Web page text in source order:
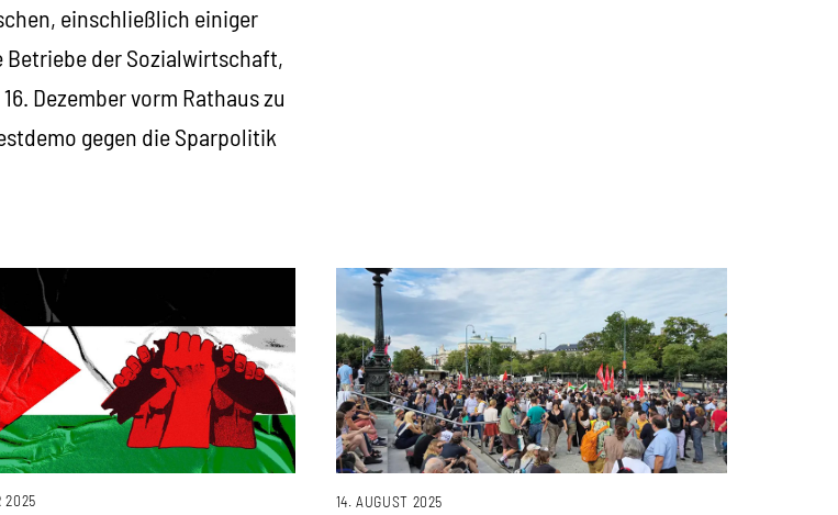
einschließlich einiger
Betriebe der Sozialwirtschaft,
Dezember vorm Rathaus zu
gegen die Sparpolitik
2025 14. AUGUST 2025